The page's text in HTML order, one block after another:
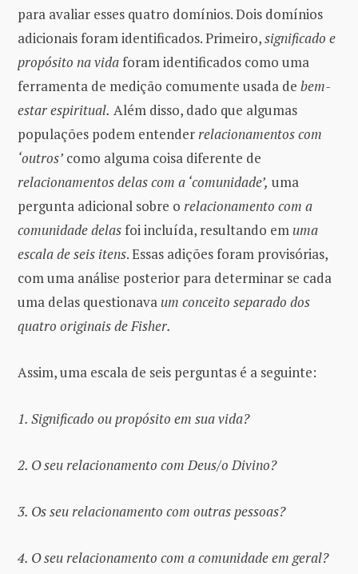
para avaliar esses quatro domínios. Dois domínios
adicionais foram identificados. Primeiro,significado e
propósito na vidaforam identificados como uma
ferramenta de medição comumente usada de bem-
estar espiritual. Além disso, dado que algumas
populações podem entenderrelacionamentos com
‘outros’ como alguma coisa diferente de
relacionamentos delas com a ‘comunidade’, uma
pergunta adicional sobre o relacionamento com a
comunidade delasfoi incluída, resultando em uma
escala de seis itens. Essas adições foram provisórias,
com uma análise posterior para determinar se cada
uma delas questionava um conceito separado dos
quatro originais de Fisher.
Assim, uma escala de seis perguntas é a seguinte:
1. Significado ou propósito em sua vida?
2. O seu relacionamento com Deus/o Divino?
3. Os seu relacionamento com outras pessoas?
4. O seu relacionamento com a comunidade em geral?